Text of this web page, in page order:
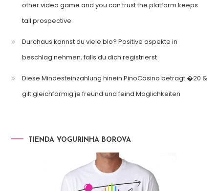
other video game and you can trust the platform keeps
tall prospective
Durchaus kannst du viele blo? Positive aspekte in
beschlag nehmen, falls du dich registrierst
Diese Mindesteinzahlung hinein PinoCasino betragt �20 &
gilt gleichformig je freund und feind Moglichkeiten
TIENDA YOGURINHA BOROVA